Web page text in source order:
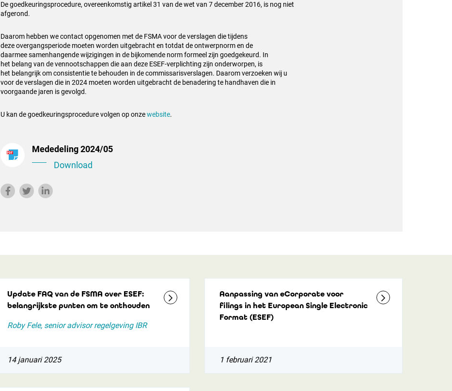
De goedkeuringsprocedure, overeenkomstig artikel 31 van de wet van 7 december 2016, is nog niet
afgerond.
Daarom hebben we contact opgenomen met de FSMA voor de verslagen die tijdens
dezeovergangsperiode moeten worden uitgebracht en totdat de ontwerpnorm en de
daarmeesamenhangende wijzigingen in de bijkomende norm formeel zijn goedgekeurd. In
het belang van de vennootschappen die aan deze ESEF-verplichting zijn onderworpen, is
het belangrijk om consistentie te behouden in de commissarisverslagen. Daarom verzoeken wij u
voor de verslagen die in 2024 moeten worden uitgebracht de benadering te handhaven die in
voorgaande jaren is gevolgd.
U kan de goedkeuringsprocedure volgen op onzewebsite.
Mededeling 2024/05
Download
Update FAQ van de FSMA over ESEF:
belangrijkste punten om te onthouden
Roby Fele, senior advisor regelgeving IBR
14 januari 2025
Aanpassing van eCorporate voor
filings in het European Single Electronic
Format (ESEF)
1 februari 2021